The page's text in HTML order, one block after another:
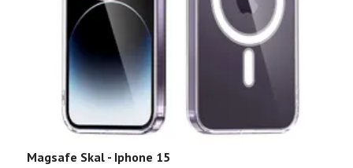
Magsafe Skal - Iphone 15